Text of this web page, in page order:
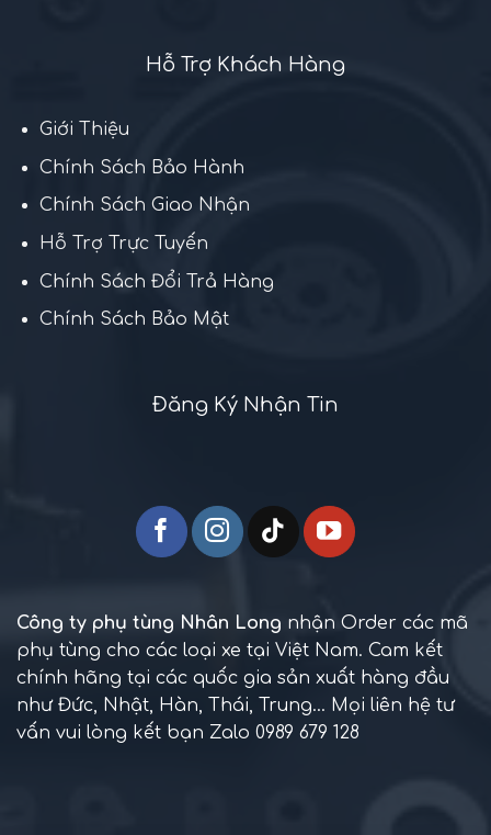
Hỗ Trợ Khách Hàng
Giới Thiệu
Chính Sách Bảo Hành
Chính Sách Giao Nhận
Hỗ Trợ Trực Tuyến
Chính Sách Đổi Trả Hàng
Chính Sách Bảo Mật
Đăng Ký Nhận Tin
Công ty phụ tùng Nhân Long nhận Order các mã
phụ tùng cho các loại xe tại Việt Nam. Cam kết
chính hãng tại các quốc gia sản xuất hàng đầu
như Đức, Nhật, Hàn, Thái, Trung... Mọi liên hệ tư
vấn vui lòng kết bạn Zalo 0989 679 128